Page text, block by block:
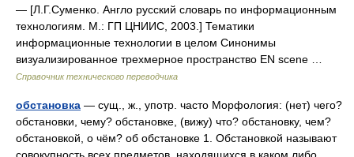
— [Л.Г.Суменко. Англо русский словарь по информационным
технологиям. М.: ГП ЦНИИС, 2003.] Тематики
информационные технологии в целом Синонимы
визуализированное трехмерное пространство EN scene …
Справочник технического переводчика
обстановка — сущ., ж., употр. часто Морфология: (нет) чего?
обстановки, чему? обстановке, (вижу) что? обстановку, чем?
обстановкой, о чём? об обстановке 1. Обстановкой называют